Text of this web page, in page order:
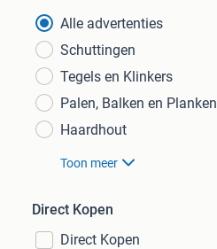
Alle advertenties
Schuttingen
Tegels en Klinkers
Palen, Balken en Planken
Haardhout
Toon meer
Direct Kopen
Direct Kopen